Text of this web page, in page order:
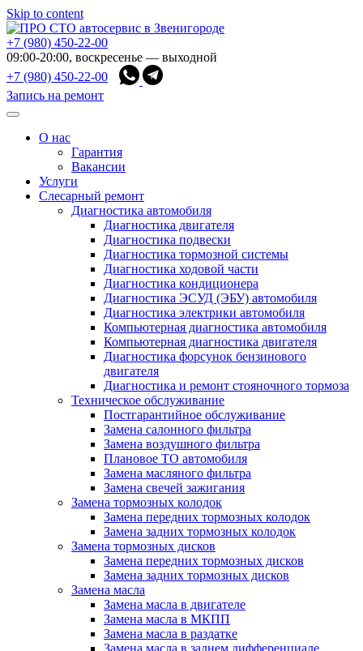
Skip to content
+7 (980) 450-22-00
09:00-20:00, воскресенье — выходной
+7 (980) 450-22-00
Запись на ремонт
О нас
Гарантия
Вакансии
Услуги
Слесарный ремонт
Диагностика автомобиля
Диагностика двигателя
Диагностика подвески
Диагностика тормозной системы
Диагностика ходовой части
Диагностика кондиционера
Диагностика ЭСУД (ЭБУ) автомобиля
Диагностика электрики автомобиля
Компьютерная диагностика автомобиля
Компьютерная диагностика двигателя
Диагностика форсунок бензинового
двигателя
Диагностика и ремонт стояночного тормоза
Техническое обслуживание
Постгарантийное обслуживание
Замена салонного фильтра
Замена воздушного фильтра
Плановое ТО автомобиля
Замена масляного фильтра
Замена свечей зажигания
Замена тормозных колодок
Замена передних тормозных колодок
Замена задних тормозных колодок
Замена тормозных дисков
Замена передних тормозных дисков
Замена задних тормозных дисков
Замена масла
Замена масла в двигателе
Замена масла в МКПП
Замена масла в раздатке
Замена масла в заднем дифференциале